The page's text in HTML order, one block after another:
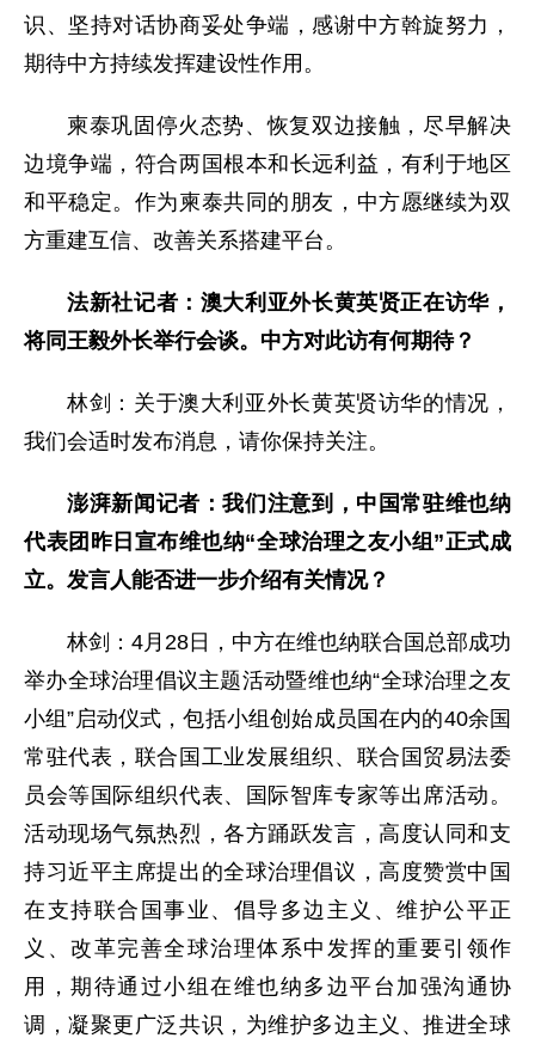
识、坚持对话协商妥处争端，感谢中方斡旋努力，
期待中方持续发挥建设性作用。
柬泰巩固停火态势、恢复双边接触，尽早解决
边境争端，符合两国根本和长远利益，有利于地区
和平稳定。作为柬泰共同的朋友，中方愿继续为双
方重建互信、改善关系搭建平台。
法新社记者：澳大利亚外长黄英贤正在访华，
将同王毅外长举行会谈。中方对此访有何期待？
林剑：关于澳大利亚外长黄英贤访华的情况，
我们会适时发布消息，请你保持关注。
澎湃新闻记者：我们注意到，中国常驻维也纳
代表团昨日宣布维也纳“全球治理之友小组”正式成
立。发言人能否进一步介绍有关情况？
林剑：4月28日，中方在维也纳联合国总部成功
举办全球治理倡议主题活动暨维也纳“全球治理之友
小组”启动仪式，包括小组创始成员国在内的40余国
常驻代表，联合国工业发展组织、联合国贸易法委
员会等国际组织代表、国际智库专家等出席活动。
活动现场气氛热烈，各方踊跃发言，高度认同和支
持习近平主席提出的全球治理倡议，高度赞赏中国
在支持联合国事业、倡导多边主义、维护公平正
义、改革完善全球治理体系中发挥的重要引领作
用，期待通过小组在维也纳多边平台加强沟通协
调，凝聚更广泛共识，为维护多边主义、推进全球